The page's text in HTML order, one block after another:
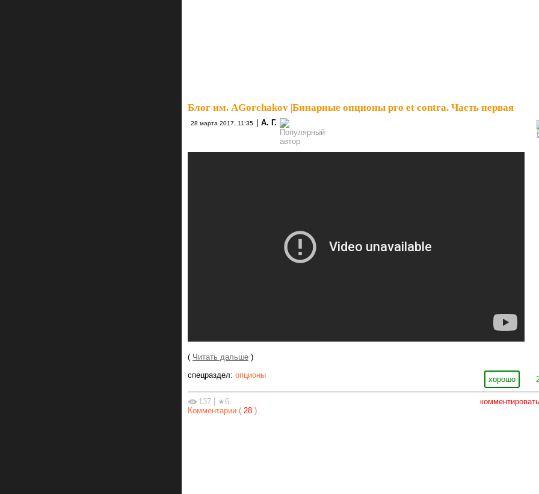
Блог им. AGorchakov |Бинарные опционы pro et contra. Часть первая
28 марта 2017, 11:35 | А. Г.
( Читать дальше )
хорошо
спецраздел: опционы
комментировать
137
★6
Комментарии ( 28 )